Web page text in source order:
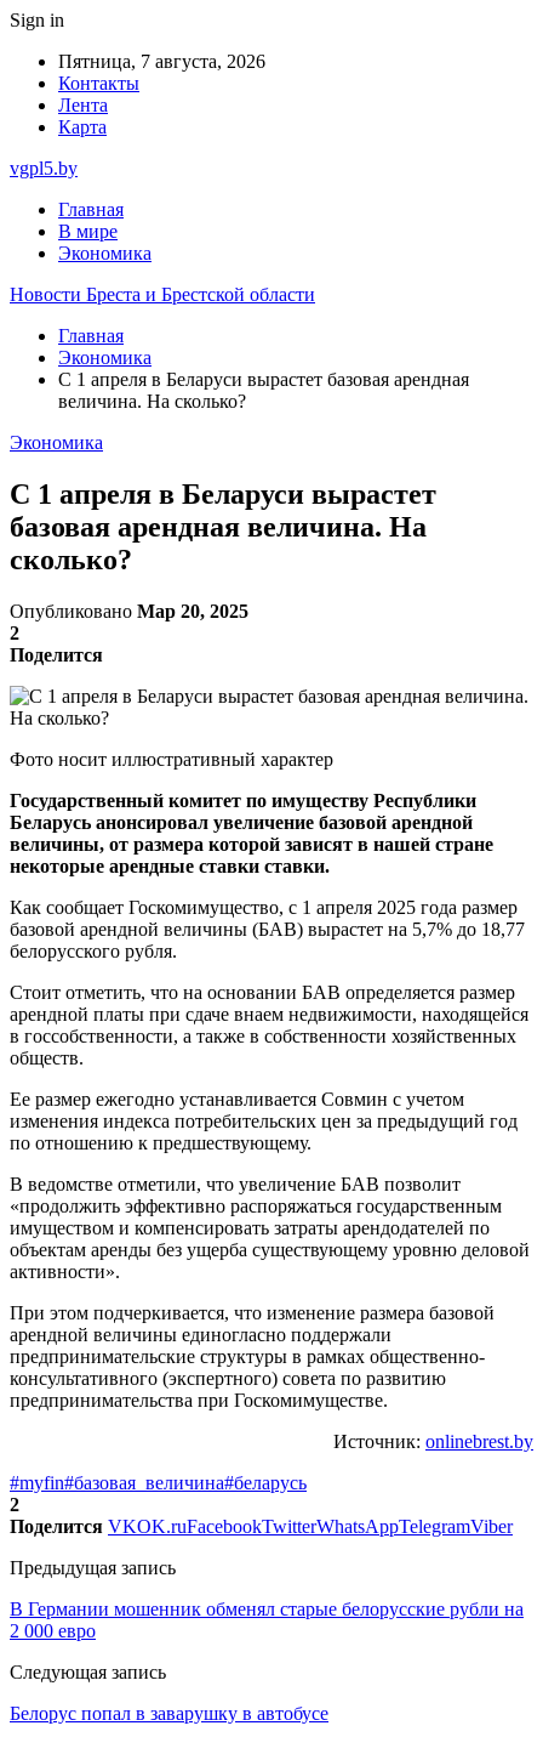
Sign in
Пятница, 7 августа, 2026
Контакты
Лента
Карта
vgpl5.by
Главная
В мире
Экономика
Новости Бреста и Брестской области
Главная
Экономика
С 1 апреля в Беларуси вырастет базовая арендная
величина. На сколько?
Экономика
С 1 апреля в Беларуси вырастет
базовая арендная величина. На
сколько?
Опубликовано Мар 20, 2025
2
Поделится
Фото носит иллюстративный характер
Государственный комитет по имуществу Республики
Беларусь анонсировал увеличение базовой арендной
величины, от размера которой зависят в нашей стране
некоторые арендные ставки ставки.
Как сообщает Госкомимущество, с 1 апреля 2025 года размер
базовой арендной величины (БАВ) вырастет на 5,7% до 18,77
белорусского рубля.
Стоит отметить, что на основании БАВ определяется размер
арендной платы при сдаче внаем недвижимости, находящейся
в госсобственности, а также в собственности хозяйственных
обществ.
Ее размер ежегодно устанавливается Совмин с учетом
изменения индекса потребительских цен за предыдущий год
по отношению к предшествующему.
В ведомстве отметили, что увеличение БАВ позволит
«продолжить эффективно распоряжаться государственным
имуществом и компенсировать затраты арендодателей по
объектам аренды без ущерба существующему уровню деловой
активности».
При этом подчеркивается, что изменение размера базовой
арендной величины единогласно поддержали
предпринимательские структуры в рамках общественно-
консультативного (экспертного) совета по развитию
предпринимательства при Госкомимуществе.
Источник: onlinebrest.by
#myfin#базовая_величина#беларусь
2
Поделится VKOK.ruFacebookTwitterWhatsAppTelegramViber
Предыдущая запись
В Германии мошенник обменял старые белорусские рубли на
2 000 евро
Следующая запись
Белорус попал в заварушку в автобусе